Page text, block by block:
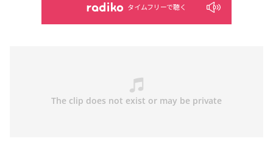
タイムフリーで聴く